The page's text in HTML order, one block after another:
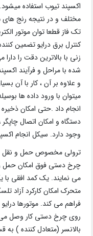
اکسپند تیوب استفاده
مختلف و در نتیجه رنج های
تک فاز قطعا توان موتور
کنترل برق درایو تضمین
زنی با بالاترین دقت را
شده با مراحل و فرآیند
و علاوه بر آن ، کار با آن
میتوان با ورود داده ها
انجام داد .حتی امکان
وجود دارد. سیکل انجام
ترولی مخصوص حمل و نقل
می نمایند. یک کمد افقی
متحرک امکان کارکرد آزاد
فراهم می کند. موتورها
روی چرخ دستی کار وصل
بالانسر (متعادل کننده )